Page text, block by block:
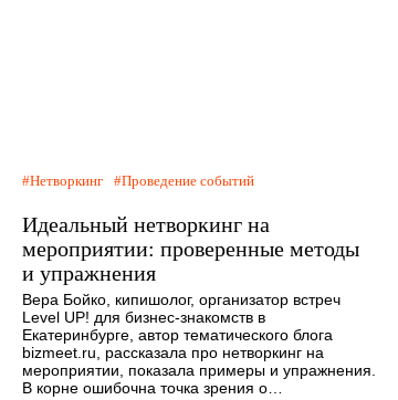
Нетворкинг Проведение событий
Идеальный нетворкинг на
мероприятии: проверенные методы
и упражнения
Вера Бойко, кипишолог, организатор встреч
Level UP! для бизнес-знакомств в
Екатеринбурге, автор тематического блога
bizmeet.ru, рассказала про нетворкинг на
мероприятии, показала примеры и упражнения.
В корне ошибочна точка зрения о…